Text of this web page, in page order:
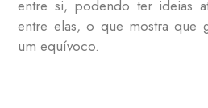
entre si, podendo ter ideias
entre elas, o que mostra que
um equívoco.